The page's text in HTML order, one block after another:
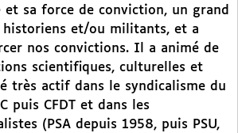
et sa force de conviction, un grand
et/ou militants, et a
nos convictions. Il a animé de
scientifiques, culturelles et
très actif dans le syndicalisme du
puis CFDT et dans les
(PSA depuis 1958, puis PSU,